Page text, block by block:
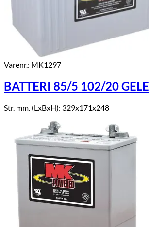
Varenr.: MK1297
BATTERI 85/5 102/20 GELE
Str. mm. (LxBxH): 329x171x248